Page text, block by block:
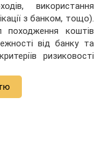
використання
з банком, тощо).
коштів
від банку та
ризиковості